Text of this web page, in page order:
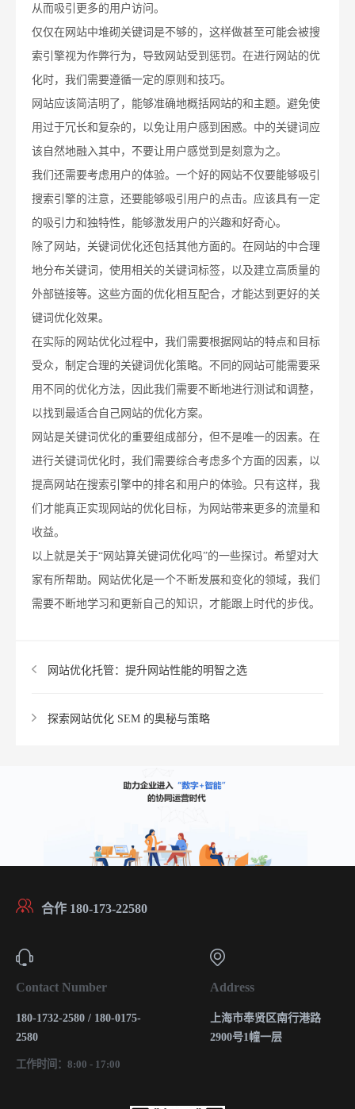
从而吸引更多的用户访问。
仅仅在网站中堆砌关键词是不够的，这样做甚至可能会被搜
索引擎视为作弊行为，导致网站受到惩罚。在进行网站的优
化时，我们需要遵循一定的原则和技巧。
网站应该简洁明了，能够准确地概括网站的和主题。避免使
用过于冗长和复杂的，以免让用户感到困惑。中的关键词应
该自然地融入其中，不要让用户感觉到是刻意为之。
我们还需要考虑用户的体验。一个好的网站不仅要能够吸引
搜索引擎的注意，还要能够吸引用户的点击。应该具有一定
的吸引力和独特性，能够激发用户的兴趣和好奇心。
除了网站，关键词优化还包括其他方面的。在网站的中合理
地分布关键词，使用相关的关键词标签，以及建立高质量的
外部链接等。这些方面的优化相互配合，才能达到更好的关
键词优化效果。
在实际的网站优化过程中，我们需要根据网站的特点和目标
受众，制定合理的关键词优化策略。不同的网站可能需要采
用不同的优化方法，因此我们需要不断地进行测试和调整，
以找到最适合自己网站的优化方案。
网站是关键词优化的重要组成部分，但不是唯一的因素。在
进行关键词优化时，我们需要综合考虑多个方面的因素，以
提高网站在搜索引擎中的排名和用户的体验。只有这样，我
们才能真正实现网站的优化目标，为网站带来更多的流量和
收益。
以上就是关于“网站算关键词优化吗”的一些探讨。希望对大
家有所帮助。网站优化是一个不断发展和变化的领域，我们
需要不断地学习和更新自己的知识，才能跟上时代的步伐。
网站优化托管：提升网站性能的明智之选
探索网站优化 SEM 的奥秘与策略
合作 180-173-22580
Contact Number
180-1732-2580 / 180-0175-
2580
工作时间：8:00 - 17:00
Address
上海市奉贤区南行港路
2900号1幢一层